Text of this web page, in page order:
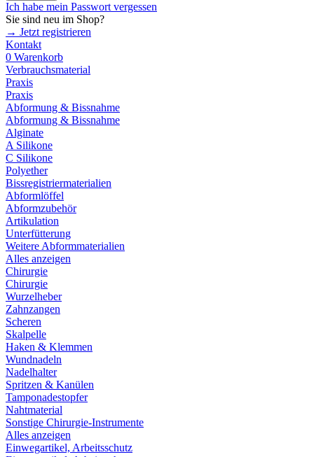
Ich habe mein Passwort vergessen
Sie sind neu im Shop?
→ Jetzt registrieren
Kontakt
0 Warenkorb
Verbrauchsmaterial
Praxis
Praxis
Abformung & Bissnahme
Abformung & Bissnahme
Alginate
A Silikone
C Silikone
Polyether
Bissregistriermaterialien
Abformlöffel
Abformzubehör
Artikulation
Unterfütterung
Weitere Abformmaterialien
Alles anzeigen
Chirurgie
Chirurgie
Wurzelheber
Zahnzangen
Scheren
Skalpelle
Haken & Klemmen
Wundnadeln
Nadelhalter
Spritzen & Kanülen
Tamponadestopfer
Nahtmaterial
Sonstige Chirurgie-Instrumente
Alles anzeigen
Einwegartikel, Arbeitsschutz